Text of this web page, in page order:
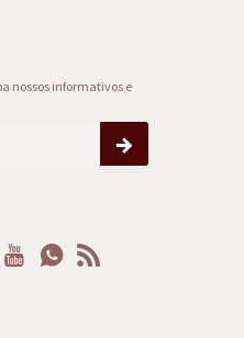
nossos informativos e